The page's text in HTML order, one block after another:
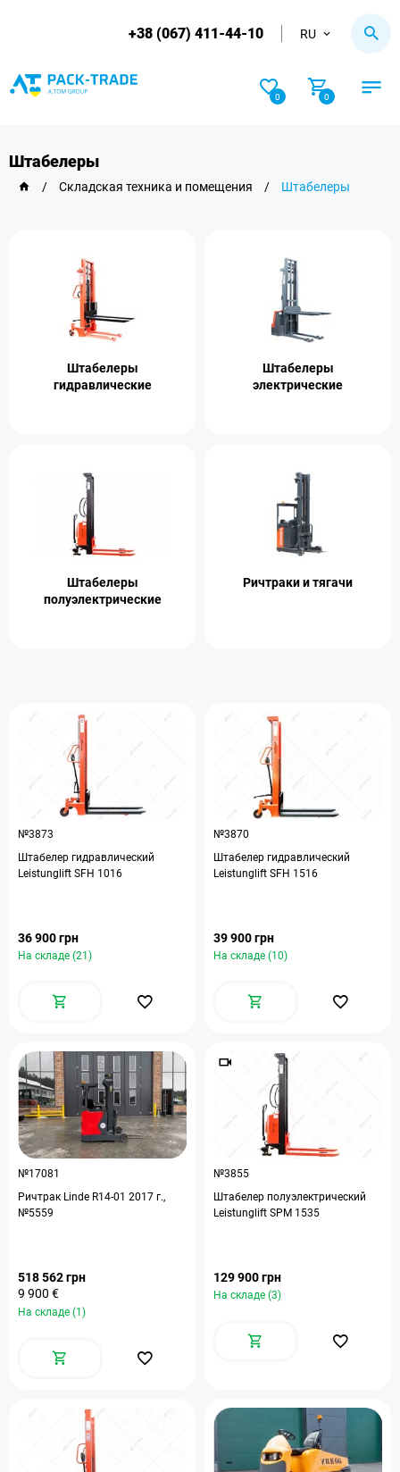
+38 (067) 411-44-10 RU
0 0
Штабелеры
/ Складская техника и помещения / Штабелеры
Штабелеры
гидравлические
Штабелеры
электрические
Штабелеры
полуэлектрические
Ричтраки и тягачи
№3873
Штабелер гидравлический
Leistunglift SFH 1016
36 900 грн
На складе (21)
№3870
Штабелер гидравлический
Leistunglift SFH 1516
39 900 грн
На складе (10)
№17081
Ричтрак Linde R14-01 2017 г.,
№5559
518 562 грн
9 900 €
На складе (1)
№3855
Штабелер полуэлектрический
Leistunglift ЅРМ 1535
129 900 грн
На складе (3)